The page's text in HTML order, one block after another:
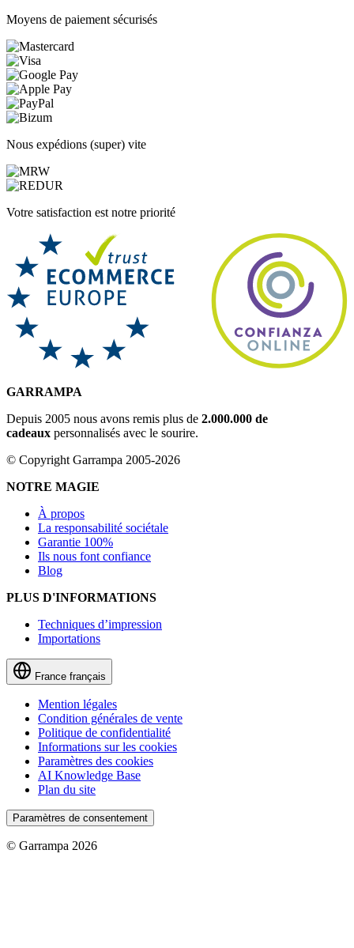
Moyens de paiement sécurisés
Nous expédions (super) vite
Votre satisfaction est notre priorité
GARRAMPA
Depuis 2005 nous avons remis plus de 2.000.000 de
cadeaux personnalisés avec le sourire.
© Copyright Garrampa 2005-2026
NOTRE MAGIE
À propos
La responsabilité sociétale
Garantie 100%
Ils nous font confiance
Blog
PLUS D'INFORMATIONS
Techniques d’impression
Importations
France français
Mention légales
Condition générales de vente
Politique de confidentialité
Informations sur les cookies
Paramètres des cookies
AI Knowledge Base
Plan du site
Paramètres de consentement
© Garrampa 2026